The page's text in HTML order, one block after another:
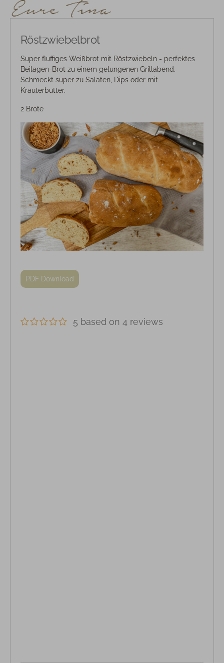
Röstzwiebelbrot
Super fluffiges Weißbrot mit Röstzwiebeln - perfektes
Beilagen-Brot zu einem gelungenen Grillabend.
Schmeckt super zu Salaten, Dips oder mit
Kräuterbutter.
2 Brote
PDF Download
5 based on 4 reviews